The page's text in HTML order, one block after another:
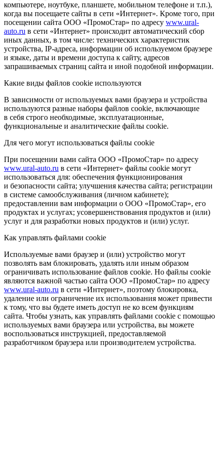
компьютере, ноутбуке, планшете, мобильном телефоне и т.п.),
когда вы посещаете сайты в сети «Интернет». Кроме того, при
посещении сайта ООО «ПромоСтар» по адресу www.ural-
auto.ru в сети «Интернет» происходит автоматический сбор
иных данных, в том числе: технических характеристик
устройства, IP-адреса, информации об используемом браузере
и языке, даты и времени доступа к сайту, адресов
запрашиваемых страниц сайта и иной подобной информации.
Какие виды файлов cookie используются
В зависимости от используемых вами браузера и устройства
используются разные наборы файлов cookie, включающие
в себя строго необходимые, эксплуатационные,
функциональные и аналитические файлы cookie.
Для чего могут использоваться файлы cookie
При посещении вами сайта ООО «ПромоСтар» по адресу
www.ural-auto.ru в сети «Интернет» файлы cookie могут
использоваться для: обеспечения функционирования
и безопасности сайта; улучшения качества сайта; регистрации
в системе самообслуживания (личном кабинете);
предоставлении вам информации о ООО «ПромоСтар», его
продуктах и услугах; усовершенствования продуктов и (или)
услуг и для разработки новых продуктов и (или) услуг.
Как управлять файлами cookie
Используемые вами браузер и (или) устройство могут
позволять вам блокировать, удалять или иным образом
ограничивать использование файлов cookie. Но файлы cookie
являются важной частью сайта ООО «ПромоСтар» по адресу
www.ural-auto.ru в сети «Интернет», поэтому блокировка,
удаление или ограничение их использования может привести
к тому, что вы будете иметь доступ не ко всем функциям
сайта. Чтобы узнать, как управлять файлами cookie с помощью
используемых вами браузера или устройства, вы можете
воспользоваться инструкцией, предоставляемой
разработчиком браузера или производителем устройства.